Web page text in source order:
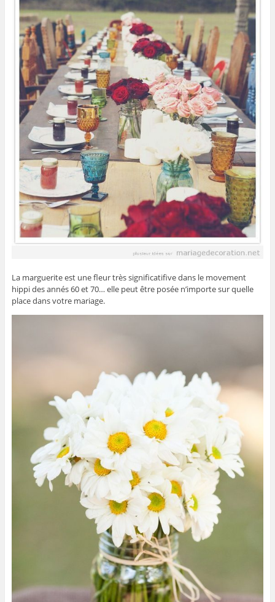
La marguerite est une fleur très significatifive dans le movement
hippi des annés 60 et 70… elle peut être posée n’importe sur quelle
place dans votre mariage.